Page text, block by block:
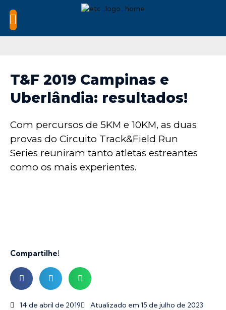
T&F 2019 Campinas e
Uberlândia: resultados!
Com percursos de 5KM e 10KM, as duas
provas do Circuito Track&Field Run
Series reuniram tanto atletas estreantes
como os mais experientes.
Compartilhe!
14 de abril de 2019 Atualizado em 15 de julho de 2023